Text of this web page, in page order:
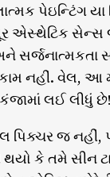
પેઇન્ટિંગ
એસ્થેટિક
નહીં. વેલ, આ
લઈ લીધું છે!
પિક્ચર જ
કે તમે સીન